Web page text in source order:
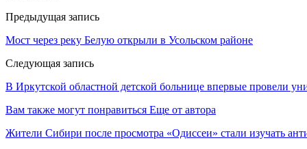
Предыдущая запись
Мост через реку Белую открыли в Усольском районе
Следующая запись
В Иркутской областной детской больнице впервые провели
Вам также могут понравиться Еще от автора
Жители Сибири после просмотра «Одиссеи» стали изучать